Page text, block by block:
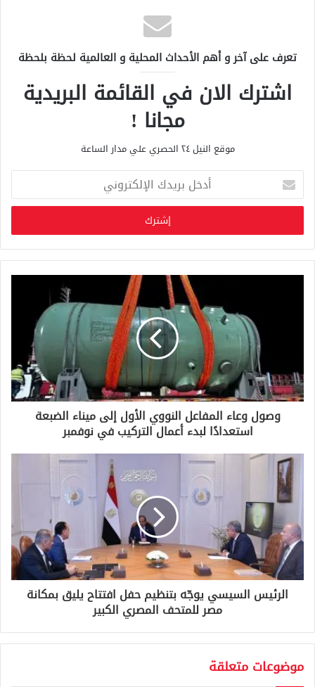
تعرف على آخر و أهم الأحداث المحلية و العالمية لحظة بلحظة
اشترك الان في القائمة البريدية
مجانا !
موقع النيل ٢٤ الحصري علي مدار الساعة
خ
ب
ر
ي
د
ك
ت
ر
وصول وعاء المفاعل النووي الأول إلى ميناء الضبعة
استعدادًا لبدء أعمال التركيب في نوفمبر
الرئيس السيسي يوجّه بتنظيم حفل افتتاح يليق بمكانة
مصر للمتحف المصري الكبير
موضوعات متعلقة